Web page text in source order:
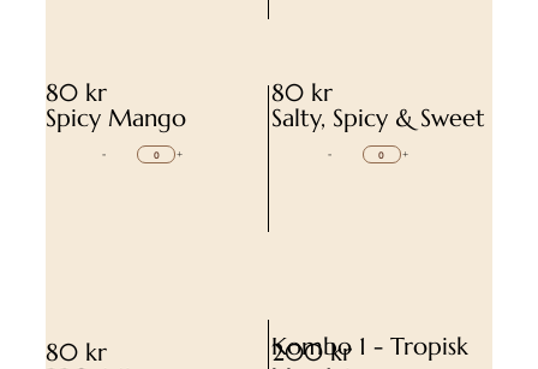
80 kr
Spicy Mango
- +
80 kr
Salty, Spicy & Sweet
- +
80 kr
200 kr
Kombo 1 - Tropisk